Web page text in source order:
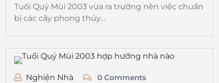
Tuổi Quý Mùi 2003 vừa ra trường nên việc chuẩn
bị các cây phong thủy…
Nghiện Nhà 0 Comments